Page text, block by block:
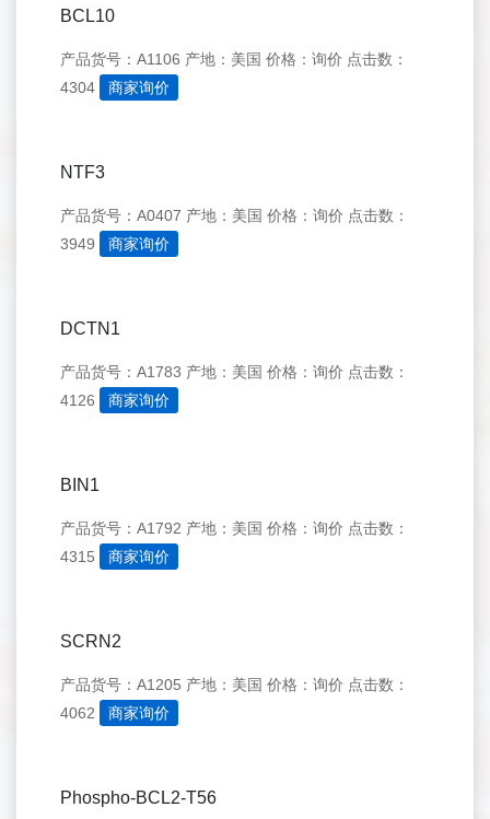
BCL10
产品货号：A1106 产地：美国 价格：询价 点击数：
4304
商家询价
NTF3
产品货号：A0407 产地：美国 价格：询价 点击数：
3949
商家询价
DCTN1
产品货号：A1783 产地：美国 价格：询价 点击数：
4126
商家询价
BIN1
产品货号：A1792 产地：美国 价格：询价 点击数：
4315
商家询价
SCRN2
产品货号：A1205 产地：美国 价格：询价 点击数：
4062
商家询价
Phospho-BCL2-T56